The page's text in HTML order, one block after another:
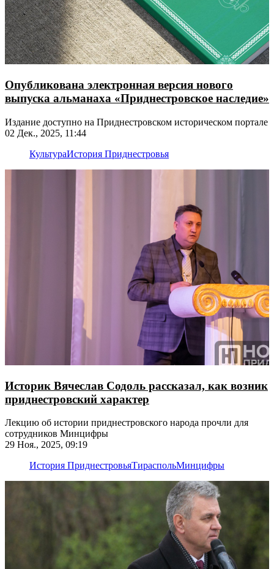
Опубликована электронная версия нового
выпуска альманаха «Приднестровское наследие»
Издание доступно на Приднестровском историческом портале
02 Дек., 2025, 11:44
КультураИстория Приднестровья
Историк Вячеслав Содоль рассказал, как возник
приднестровский характер
Лекцию об истории приднестровского народа прочли для
сотрудников Минцифры
29 Ноя., 2025, 09:19
История ПриднестровьяТираспольМинцифры